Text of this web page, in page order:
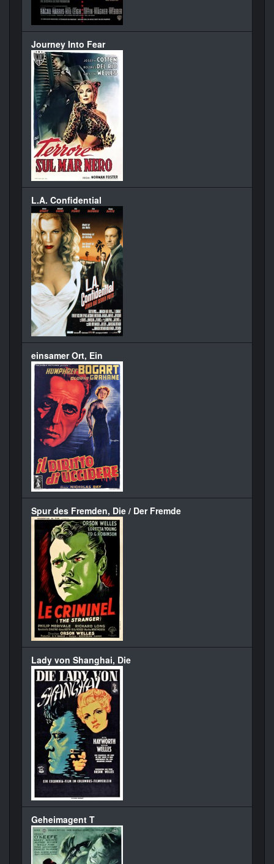
Journey Into Fear
L.A. Confidential
einsamer Ort, Ein
Spur des Fremden, Die / Der Fremde
Lady von Shanghai, Die
Geheimagent T